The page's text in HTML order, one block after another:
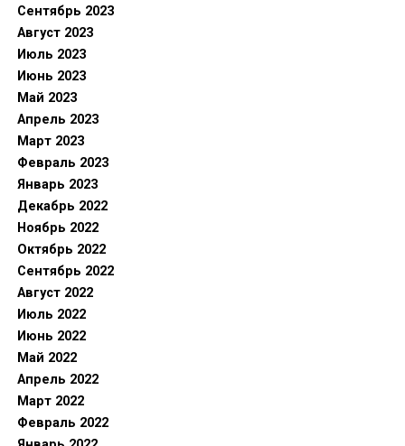
Сентябрь 2023
Август 2023
Июль 2023
Июнь 2023
Май 2023
Апрель 2023
Март 2023
Февраль 2023
Январь 2023
Декабрь 2022
Ноябрь 2022
Октябрь 2022
Сентябрь 2022
Август 2022
Июль 2022
Июнь 2022
Май 2022
Апрель 2022
Март 2022
Февраль 2022